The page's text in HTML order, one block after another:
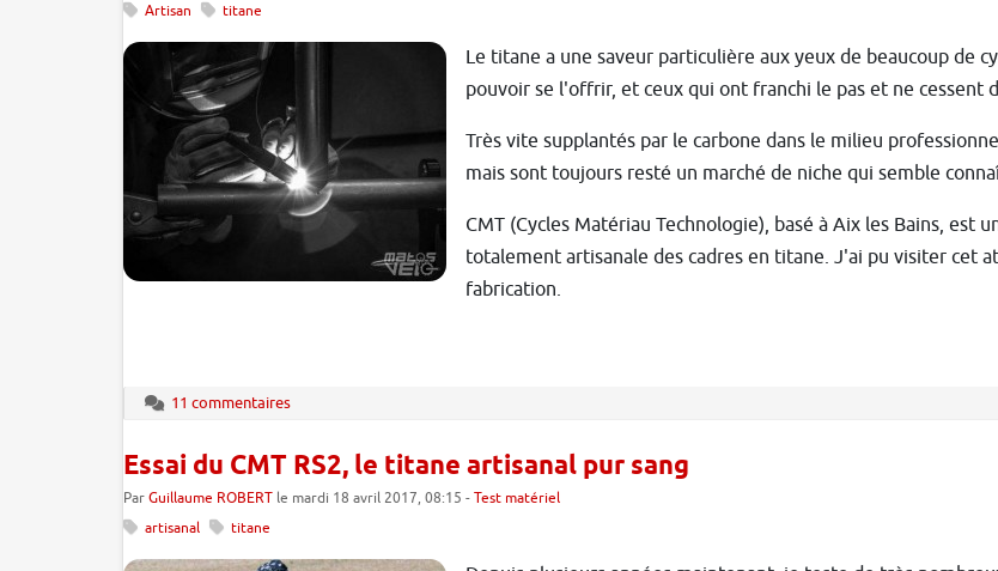
Artisan titane
Le titane a une saveur particulière aux yeux de beaucoup de
pouvoir se l'offrir, et ceux qui ont franchi le pas et ne cessent
Très vite supplantés par le carbone dans le milieu
mais sont toujours resté un marché de niche qui semble
CMT (Cycles Matériau Technologie), basé à Aix les Bains,
totalement artisanale des cadres en titane. J'ai pu visiter cet
fabrication.
11 commentaires
Essai du CMT RS2, le titane artisanal pur sang
Par Guillaume ROBERT le mardi 18 avril 2017, 08:15 - Test matériel
artisanal
titane